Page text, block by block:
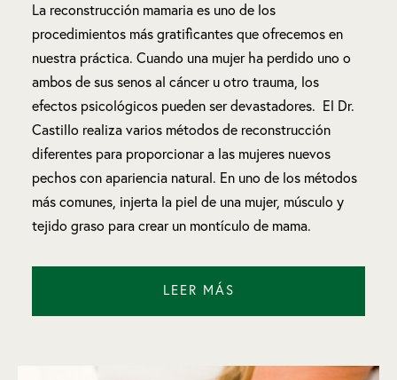
La reconstrucción mamaria es uno de los
procedimientos más gratificantes que ofrecemos en
nuestra práctica. Cuando una mujer ha perdido uno o
ambos de sus senos al cáncer u otro trauma, los
efectos psicológicos pueden ser devastadores. El Dr.
Castillo realiza varios métodos de reconstrucción
diferentes para proporcionar a las mujeres nuevos
pechos con apariencia natural. En uno de los métodos
más comunes, injerta la piel de una mujer, músculo y
tejido graso para crear un montículo de mama.
LEER MÁS